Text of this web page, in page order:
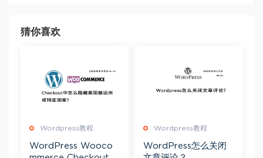
猜你喜欢
Wordpress教程
WordPress Wooco
Wordpress教程
WordPress怎么关闭